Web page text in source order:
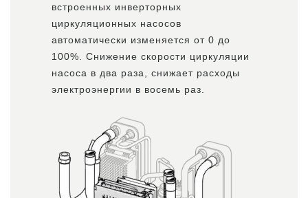
встроенных инверторных
циркуляционных насосов
автоматически изменяется от 0 до
100%. Снижение скорости циркуляции
насоса в два раза, снижает расходы
электроэнергии в восемь раз.